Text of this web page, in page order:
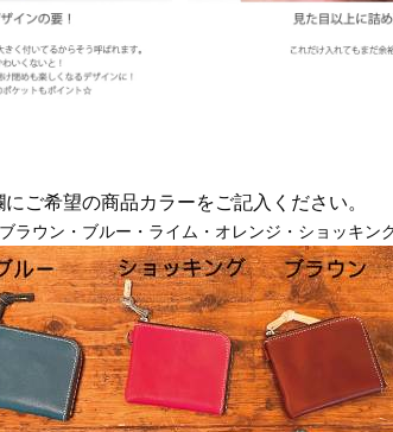
ご希望の商品カラーをご記入ください。
ラウン・ブルー・ライム・オレンジ・ショッキン